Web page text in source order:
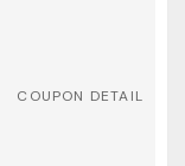
COUPON DETAIL